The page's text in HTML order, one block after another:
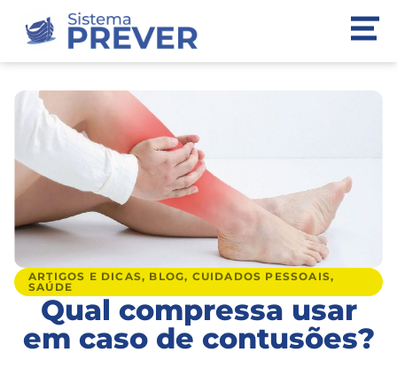
ARTIGOS E DICAS, BLOG, CUIDADOS PESSOAIS,
SAÚDE
Qual compressa usar
em caso de contusões?